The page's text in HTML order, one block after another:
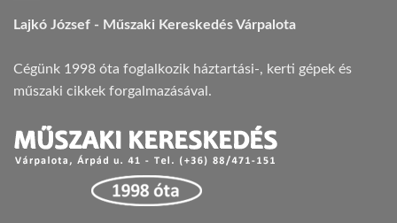
Lajkó József - Műszaki Kereskedés Várpalota
Cégünk 1998 óta foglalkozik háztartási-, kerti gépek és
műszaki cikkek forgalmazásával.